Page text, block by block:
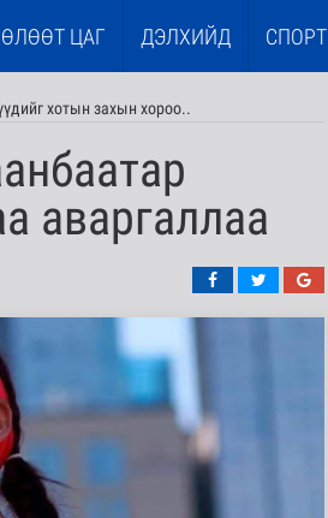
ЦАГ ДЭЛХИЙД СПОРТ
хотын захын хороо..
аваргаллаа